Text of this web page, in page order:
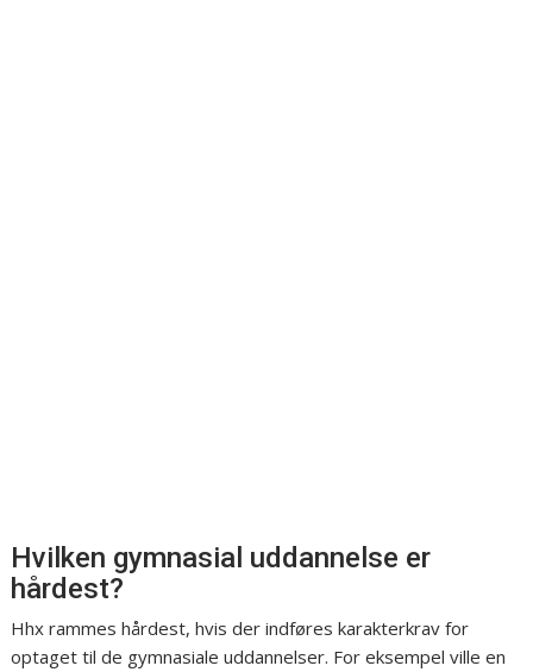
Hvilken gymnasial uddannelse er
hårdest?
Hhx rammes hårdest, hvis der indføres karakterkrav for
optaget til de gymnasiale uddannelser. For eksempel ville en